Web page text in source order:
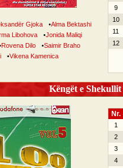
Gjoka •Alma Bektashi
Libohova •Jonida Maliqi
Rovena Dilo •Saimir Braho
•Vikena Kamenica
9
10
11
12
Këngët e
Nr.
1
2
3
4